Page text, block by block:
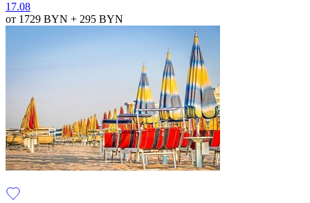
17.08
от 1729 BYN + 295 BYN